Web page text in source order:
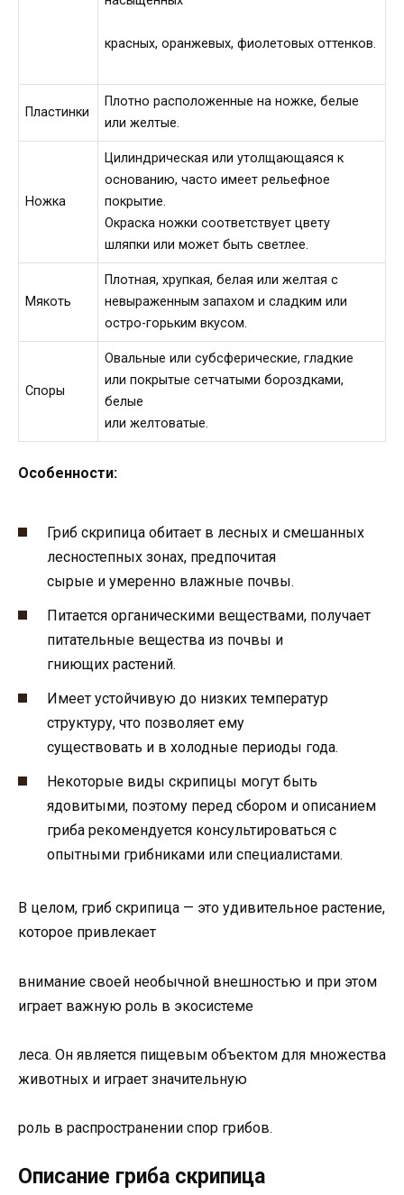
красных, оранжевых, фиолетовых оттенков.
Пластинки
Плотно расположенные на ножке, белые
или желтые.
Ножка
Цилиндрическая или утолщающаяся к
основанию, часто имеет рельефное
покрытие.
Окраска ножки соответствует цвету
шляпки или может быть светлее.
Мякоть
Плотная, хрупкая, белая или желтая с
невыраженным запахом и сладким или
остро-горьким вкусом.
Споры
Овальные или субсферические, гладкие
или покрытые сетчатыми бороздками,
белые
или желтоватые.
Особенности:
Гриб скрипица обитает в лесных и смешанных
лесностепных зонах, предпочитая
сырые и умеренно влажные почвы.
Питается органическими веществами, получает
питательные вещества из почвы и
гниющих растений.
Имеет устойчивую до низких температур
структуру, что позволяет ему
существовать и в холодные периоды года.
Некоторые виды скрипицы могут быть
ядовитыми, поэтому перед сбором и описанием
гриба рекомендуется консультироваться с
опытными грибниками или специалистами.
В целом, гриб скрипица — это удивительное растение,
которое привлекает
внимание своей необычной внешностью и при этом
играет важную роль в экосистеме
леса. Он является пищевым объектом для множества
животных и играет значительную
роль в распространении спор грибов.
Описание гриба скрипица